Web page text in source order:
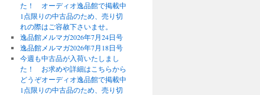
た！ オーディオ逸品館で掲載中
1点限りの中古品のため、売り切
れの際はご容赦下さいませ。
逸品館メルマガ2026年7月24日号
逸品館メルマガ2026年7月18日号
今週も中古品が入荷いたしまし
た！ お求めや詳細はこちらから
どうぞオーディオ逸品館で掲載中
1点限りの中古品のため、売り切